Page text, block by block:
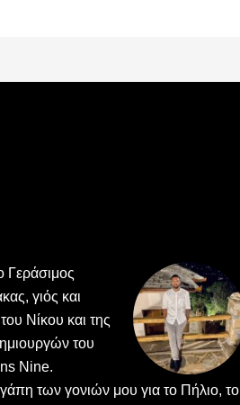
Γεράσιμος
γιός και
Νίκου και της
του
Nine.
των γονιών μου για το Πήλιο, το